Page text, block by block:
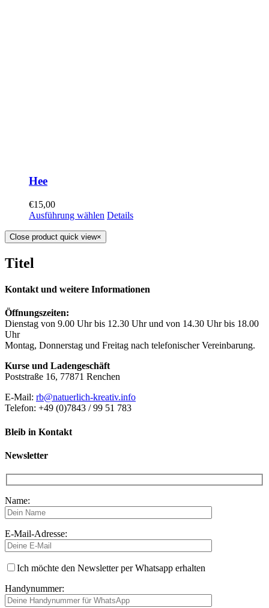
Hee
€15,00
Ausführung wählen Details
Close product quick view×
Titel
Kontakt und weitere Informationen
Öffnungszeiten:
Dienstag von 9.00 Uhr bis 12.30 Uhr und von 14.30 Uhr bis 18.00
Uhr
Montag, Donnerstag und Freitag nach telefonischer Vereinbarung.
Kurse und Ladengeschäft
Poststraße 16, 77871 Renchen
E-Mail: rb@natuerlich-kreativ.info
Telefon: +49 (0)7843 / 99 51 783
Bleib in Kontakt
Newsletter
Name:
E-Mail-Adresse:
Ich möchte den Newsletter per Whatsapp erhalten
Handynummer: